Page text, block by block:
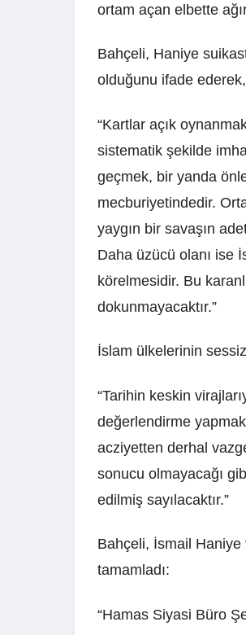
ortam açan elbette
Bahçeli, Haniye
olduğunu ifade
“Kartlar açık
sistematik şekilde
geçmek, bir yanda
mecburiyetindedir.
yaygın bir savaşın
Daha üzücü olanı ise
körelmesidir. Bu
dokunmayacaktır.”
İslam ülkelerinin
“Tarihin keskin
değerlendirme
acziyetten derhal
sonucu olmayacağı
edilmiş sayılacaktır.”
Bahçeli, İsmail Haniye
tamamladı:
“Hamas Siyasi Büro